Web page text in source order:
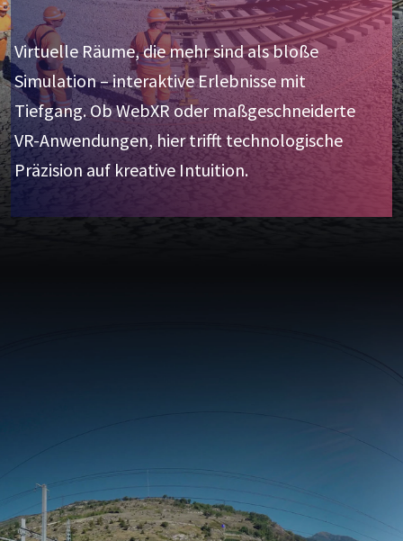
Virtuelle Räume, die mehr sind als bloße
Simulation – interaktive Erlebnisse mit
Tiefgang. Ob WebXR oder maßgeschneiderte
VR-Anwendungen, hier trifft technologische
Präzision auf kreative Intuition.